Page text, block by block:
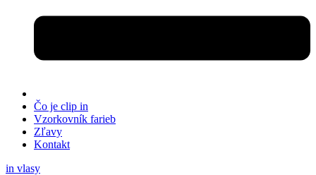
Čo je clip in
Vzorkovník farieb
Zľavy
Kontakt
in vlasy